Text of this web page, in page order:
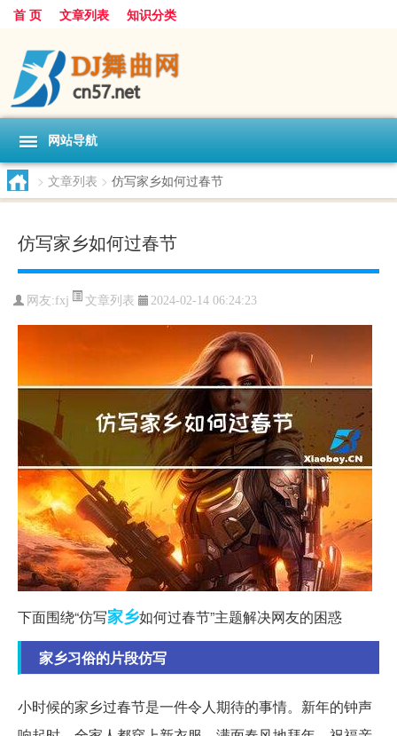
首 页 文章列表 知识分类
网站导航
> 文章列表 > 仿写家乡如何过春节
仿写家乡如何过春节
网友:fxj 文章列表 2024-02-14 06:24:23
下面围绕“仿写家乡如何过春节”主题解决网友的困惑
家乡习俗的片段仿写
小时候的家乡过春节是一件令人期待的事情。新年的钟声